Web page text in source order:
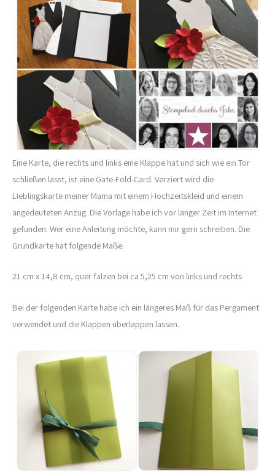
Eine Karte, die rechts und links eine Klappe hat und sich wie ein Tor
schließen lässt, ist eine Gate-Fold-Card. Verziert wird die
Lieblingskarte meiner Mama mit einem Hochzeitskleid und einem
angedeuteten Anzug. Die Vorlage habe ich vor langer Zeit im Internet
gefunden. Wer eine Anleitung möchte, kann mir gern schreiben. Die
Grundkarte hat folgende Maße:
21 cm x 14,8 cm, quer falzen bei ca 5,25 cm von links und rechts
Bei der folgenden Karte habe ich ein längeres Maß für das Pergament
verwendet und die Klappen überlappen lassen.